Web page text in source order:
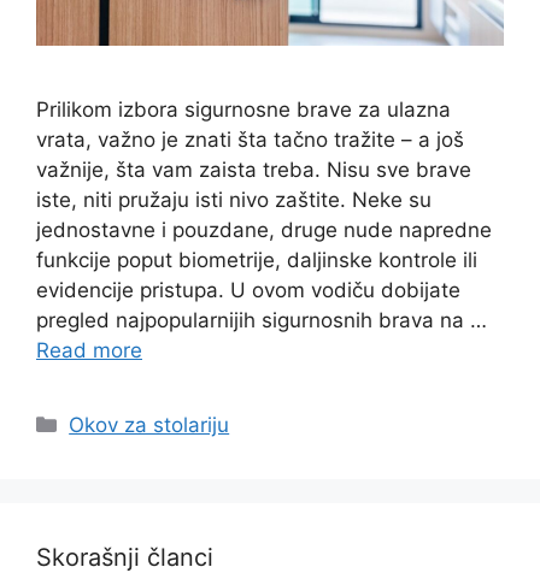
Prilikom izbora sigurnosne brave za ulazna
vrata, važno je znati šta tačno tražite – a još
važnije, šta vam zaista treba. Nisu sve brave
iste, niti pružaju isti nivo zaštite. Neke su
jednostavne i pouzdane, druge nude napredne
funkcije poput biometrije, daljinske kontrole ili
evidencije pristupa. U ovom vodiču dobijate
pregled najpopularnijih sigurnosnih brava na …
Read more
Categories
Okov za stolariju
Skorašnji članci